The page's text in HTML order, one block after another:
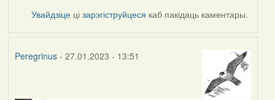
Увайдзіце цізарэгіструйцеся каб пакідаць каментары.
Peregrinus- 27.01.2023 - 13:51